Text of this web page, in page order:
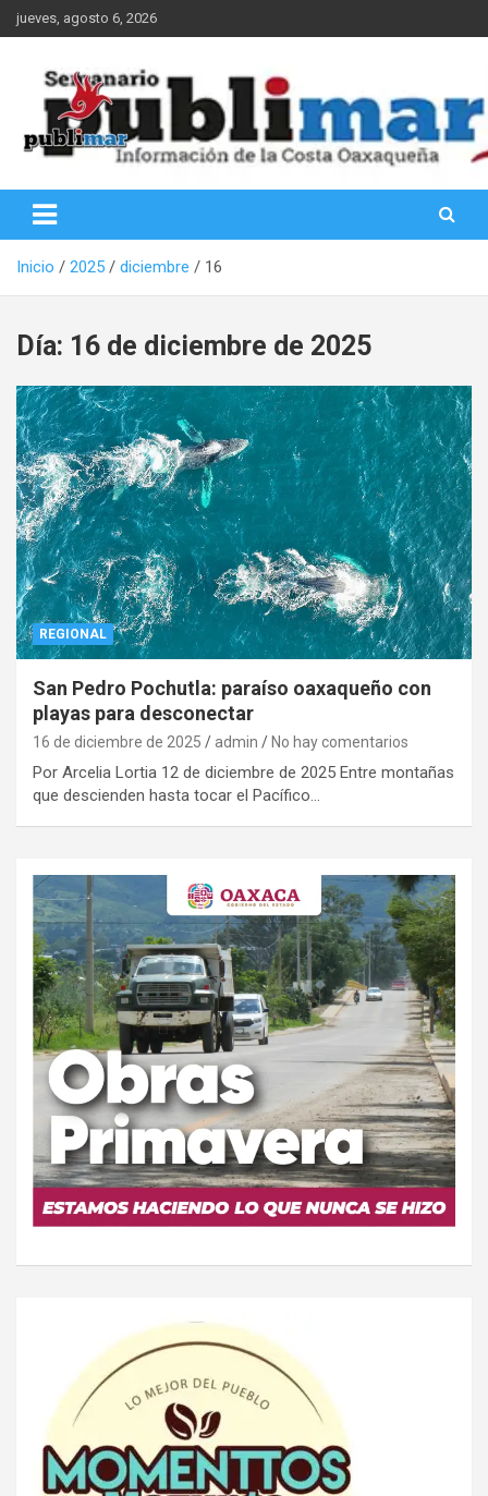
Saltar
al
jueves, agosto 6, 2026
PubliMar
Inicio 2025 diciembre 16
Día: 16 de diciembre de 2025
REGIONAL
San Pedro Pochutla: paraíso oaxaqueño con
playas para desconectar
16 de diciembre de 2025 admin No hay comentarios
Por Arcelia Lortia 12 de diciembre de 2025 Entre montañas
que descienden hasta tocar el Pacífico…